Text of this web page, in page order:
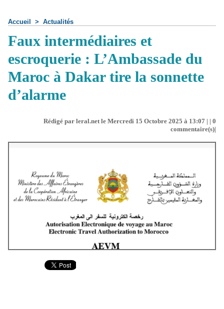
Accueil > Actualités
Faux intermédiaires et
escroquerie : L’Ambassade du
Maroc à Dakar tire la sonnette
d’alarme
Rédigé par leral.net le Mercredi 15 Octobre 2025 à 13:07 | | 0
commentaire(s)|